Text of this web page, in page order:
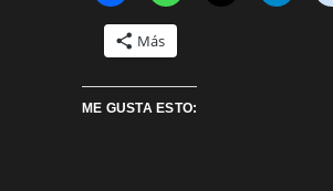
Más
ME GUSTA ESTO: